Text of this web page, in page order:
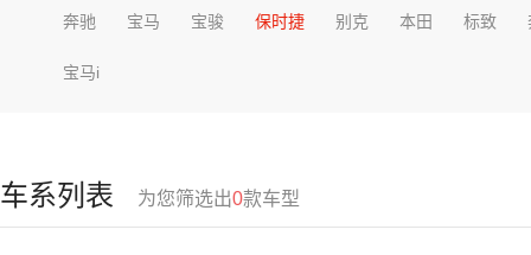
奔驰 宝马 宝骏 保时捷 别克 本田 标致
宝马i
车系列表 为您筛选出0款车型